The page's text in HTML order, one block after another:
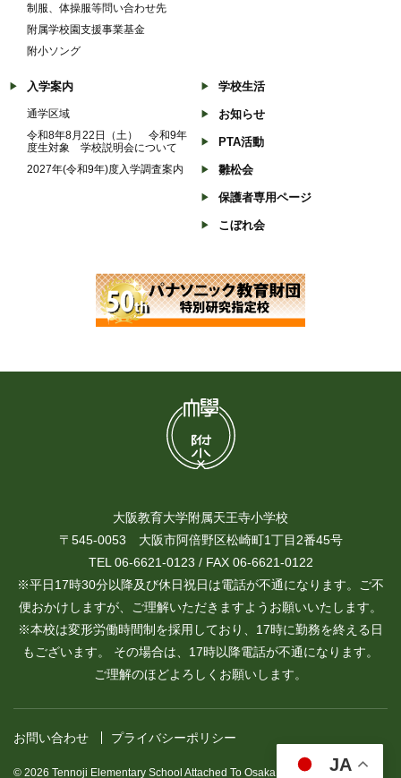
制服、体操服等問い合わせ先
附属学校園支援事業基金
附小ソング
入学案内
通学区域
令和8年8月22日（土） 令和9年
度生対象 学校説明会について
2027年(令和9年)度入学調査案内
学校生活
お知らせ
PTA活動
雛松会
保護者専用ページ
こぼれ会
大阪教育大学附属天王寺小学校
〒545-0053 大阪市阿倍野区松崎町1丁目2番45号
TEL 06-6621-0123 / FAX 06-6621-0122
※平日17時30分以降及び休日祝日は電話が不通になります。ご不
便おかけしますが、ご理解いただきますようお願いいたします。
※本校は変形労働時間制を採用しており、17時に勤務を終える日
もございます。 その場合は、17時以降電話が不通になります。
ご理解のほどよろしくお願いします。
お問い合わせ プライバシーポリシー
© 2026 Tennoji Elementary School Attached To Osaka Kyoiku University.
JA